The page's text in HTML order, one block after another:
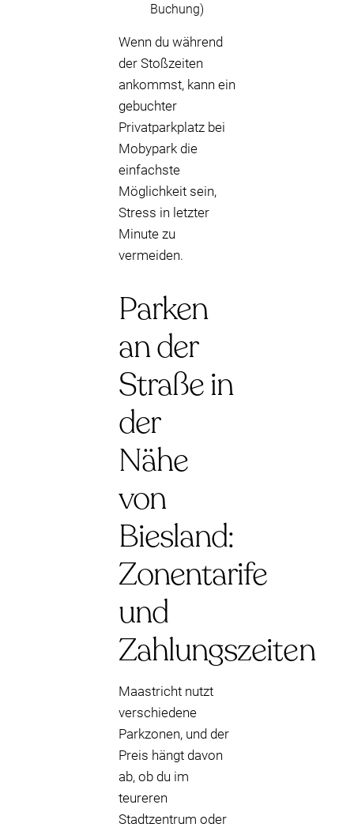
Buchung)
Wenn du während
der Stoßzeiten
ankommst, kann ein
gebuchter
Privatparkplatz bei
Mobypark die
einfachste
Möglichkeit sein,
Stress in letzter
Minute zu
vermeiden.
Parken
an der
Straße in
der
Nähe
von
Biesland:
Zonentarife
und
Zahlungszeiten
Maastricht nutzt
verschiedene
Parkzonen, und der
Preis hängt davon
ab, ob du im
teureren
Stadtzentrum oder